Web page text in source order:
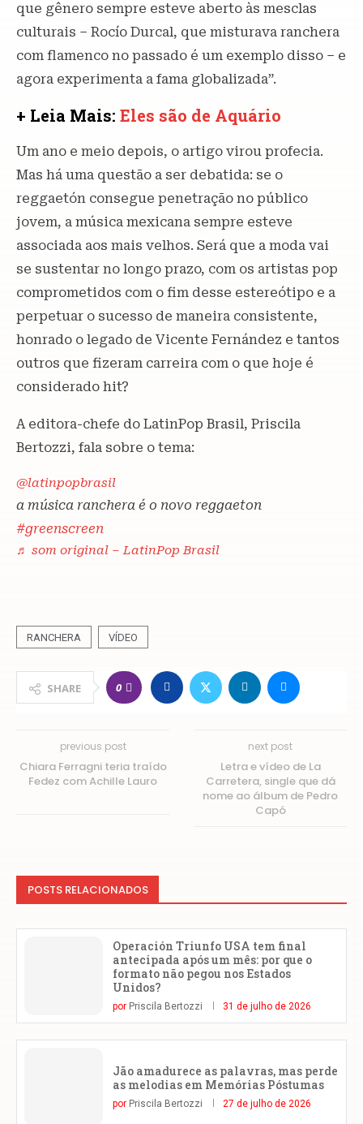
que gênero sempre esteve aberto às mesclas
culturais – Rocío Durcal, que misturava ranchera
com flamenco no passado é um exemplo disso – e
agora experimenta a fama globalizada”.
+ Leia Mais: Eles são de Aquário
Um ano e meio depois, o artigo virou profecia.
Mas há uma questão a ser debatida: se o
reggaetón consegue penetração no público
jovem, a música mexicana sempre esteve
associada aos mais velhos. Será que a moda vai
se sustentar no longo prazo, com os artistas pop
comprometidos com o fim desse estereótipo e a
perpetuar o sucesso de maneira consistente,
honrado o legado de Vicente Fernández e tantos
outros que fizeram carreira com o que hoje é
considerado hit?
A editora-chefe do LatinPop Brasil, Priscila
Bertozzi, fala sobre o tema:
@latinpopbrasil
a música ranchera é o novo reggaeton
#greenscreen
♬ som original – LatinPop Brasil
RANCHERA VÍDEO
SHARE 0
previous post
Chiara Ferragni teria traído
Fedez com Achille Lauro
next post
Letra e vídeo de La
Carretera, single que dá
nome ao álbum de Pedro
Capó
POSTS RELACIONADOS
Operación Triunfo USA tem final
antecipada após um mês: por que o
formato não pegou nos Estados
Unidos?
por Priscila Bertozzi 31 de julho de 2026
Jão amadurece as palavras, mas perde
as melodias em Memórias Póstumas
por Priscila Bertozzi 27 de julho de 2026